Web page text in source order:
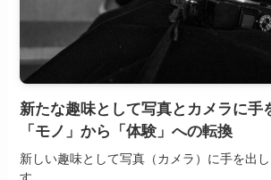
新たな趣味として写真とカメラに手
「モノ」から「体験」への転換
新しい趣味として写真（カメラ）に手を出
す。